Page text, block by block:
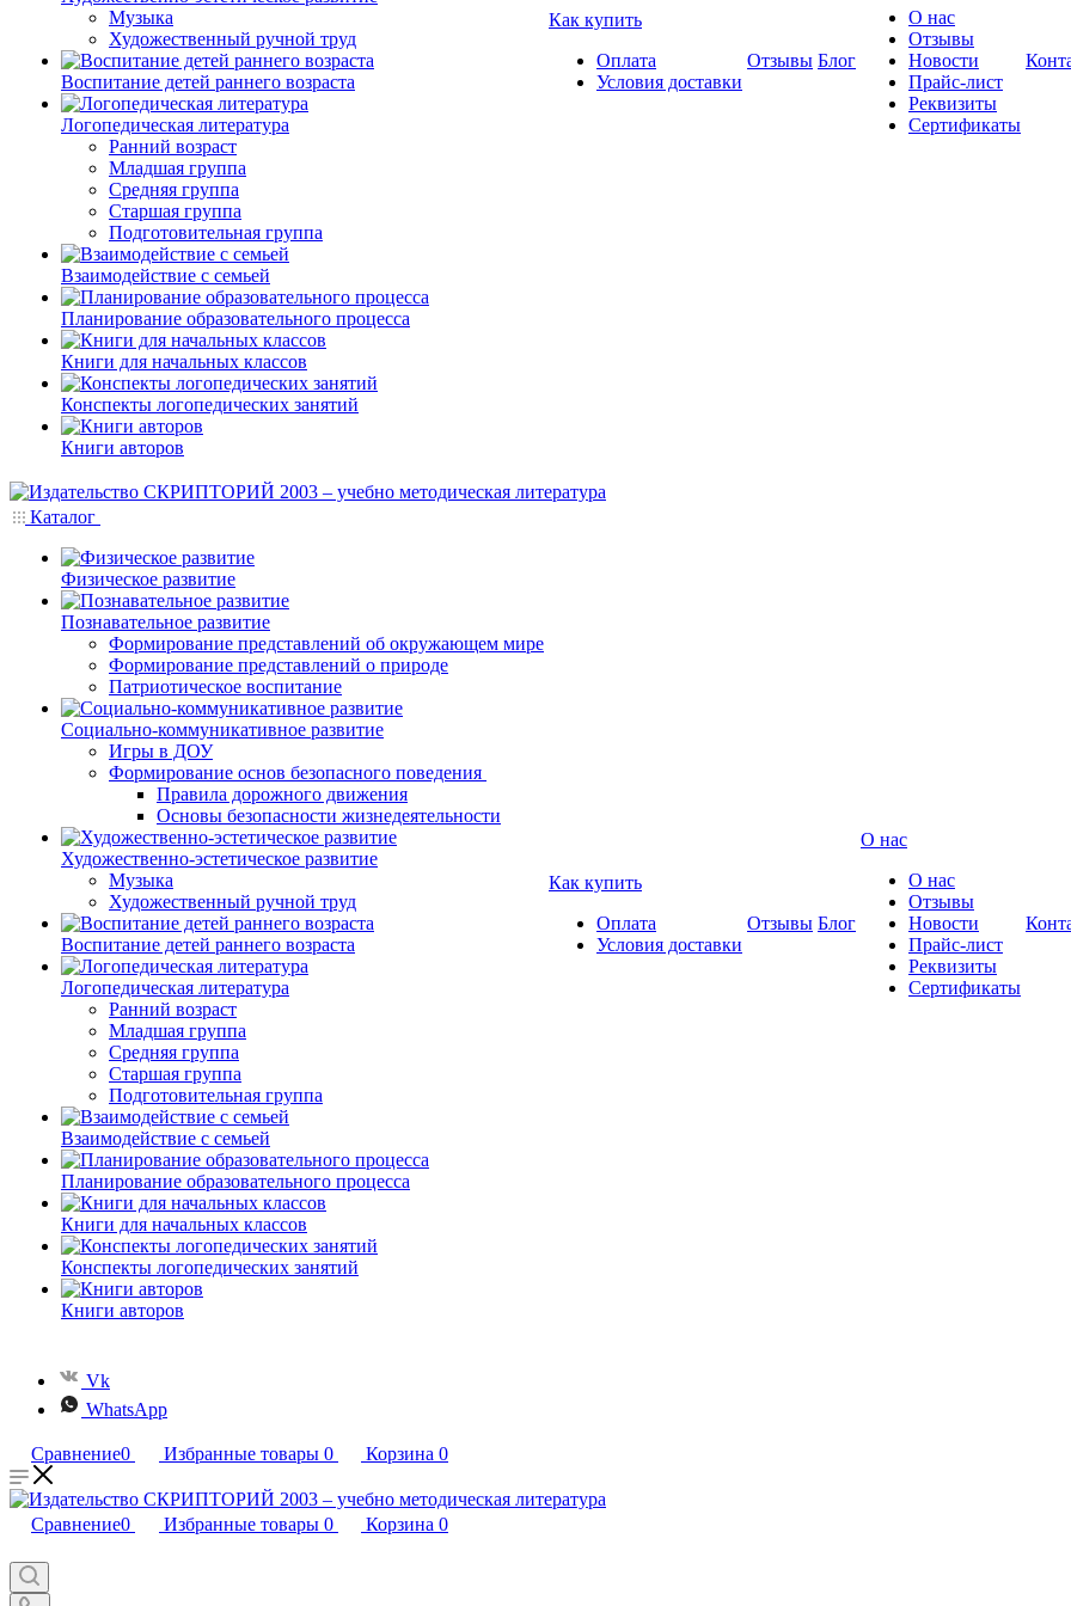
Музыка
Художественный ручной труд
Воспитание детей раннего возраста
Логопедическая литература
Ранний возраст
Младшая группа
Средняя группа
Старшая группа
Подготовительная группа
Взаимодействие с семьей
Планирование образовательного процесса
Книги для начальных классов
Конспекты логопедических занятий
Книги авторов
Как купить
Оплата
Условия доставки
Отзывы Блог
О нас
Отзывы
Новости
Прайс-лист
Реквизиты
Сертификаты
Каталог
Физическое развитие
Познавательное развитие
Формирование представлений об окружающем мире
Формирование представлений о природе
Патриотическое воспитание
Социально-коммуникативное развитие
Игры в ДОУ
Формирование основ безопасного поведения
Правила дорожного движения
Основы безопасности жизнедеятельности
Художественно-эстетическое развитие
Музыка
Художественный ручной труд
Воспитание детей раннего возраста
Логопедическая литература
Ранний возраст
Младшая группа
Средняя группа
Старшая группа
Подготовительная группа
Взаимодействие с семьей
Планирование образовательного процесса
Книги для начальных классов
Конспекты логопедических занятий
Книги авторов
Как купить
Оплата
Условия доставки
Отзывы Блог
О нас
О нас
Отзывы
Новости
Прайс-лист
Реквизиты
Сертификаты
Vk
WhatsApp
Сравнение0 Избранные товары 0 Корзина 0
Сравнение0 Избранные товары 0 Корзина 0